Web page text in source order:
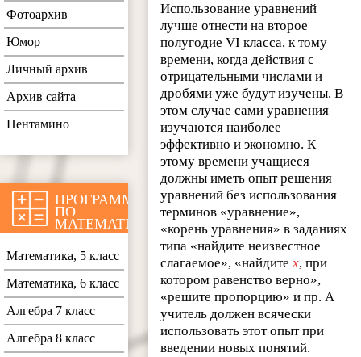
Использование уравнений
лучше отнести на второе
полугодие VI класса, к тому
времени, когда действия с
отрицательными числами и
дробями уже будут изучены. В
этом случае сами уравнения
изучаются наиболее
эффективно и экономно. К
этому времени учащиеся
должны иметь опыт решения
уравнений без использования
терминов «уравнение»,
«корень уравнения» в заданиях
типа «найдите неизвестное
слагаемое», «найдитеx, при
котором равенство верно»,
«решите пропорцию» и пр. А
учитель должен всячески
использовать этот опыт при
введении новых понятий.
Фотоархив
Юмор
Личный архив
Архив сайта
Пентамино
ПРОГРАММЫ
ПО
МАТЕМАТИКЕ
Математика, 5 класс
Математика, 6 класс
Алгебра 7 класс
Алгебра 8 класс